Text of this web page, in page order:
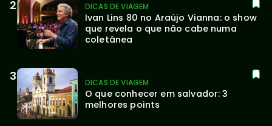
DICAS DE VIAGEM
Ivan Lins 80 no Araújo Vianna: o show
que revela o que não cabe numa
coletânea
DICAS DE VIAGEM
O que conhecer em salvador: 3
melhores points